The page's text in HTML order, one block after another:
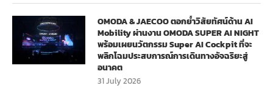
OMODA & JAECOO ตอกย้ำวิสัยทัศน์ด้าน AI
Mobility ผ่านงาน OMODA SUPER AI NIGHT
พร้อมเผยนวัตกรรม Super AI Cockpit ที่จะ
พลิกโฉมประสบการณ์การเดินทางอัจฉริยะสู่
อนาคต
31 July 2026